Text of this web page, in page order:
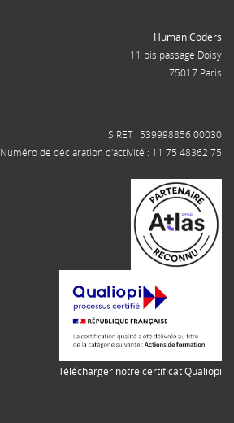
Human Coders
11 bis passage Doisy
75017 Paris
SIRET : 539998856 00030
Numéro de déclaration d'activité : 11 75 48362 75
Télécharger notre certificat Qualiopi